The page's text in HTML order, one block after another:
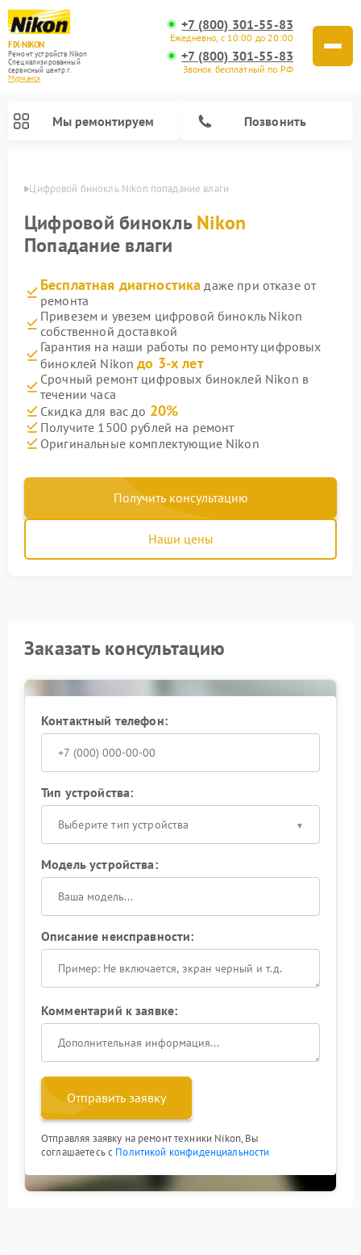
FIX-NIKON
Ремонт устройств Nikon
Специализированный
cервисный центр г.
Мурманск
+7 (800) 301-55-83
Ежедневно, с 10:00 до 20:00
+7 (800) 301-55-83
Звонок бесплатный по РФ
Мы ремонтируем Позвонить
Цифровой бинокль Nikon попадание влаги
Цифровой бинокльNikon
Попадание влаги
Бесплатная диагностика даже при отказе от
ремонта
Привезем и увезем цифровой бинокль Nikon
собственной доставкой
Гарантия на наши работы по ремонту цифровых
биноклей Nikonдо 3-х лет
Срочный ремонт цифровых биноклей Nikon в
течении часа
Скидка для вас до 20%
Получите 1500 рублей на ремонт
Оригинальные комплектующие Nikon
Получить консультацию
Наши цены
Заказать консультацию
Контактный телефон:
Тип устройства:
Выберите тип устройства
Модель устройства:
Описание неисправности:
Комментарий к заявке:
Отправить заявку
Отправляя заявку на ремонт техники Nikon, Вы
соглашаетесь с Политикой конфиденциальности